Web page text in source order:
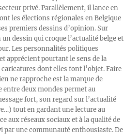
privé. Parallèlement, il lance en
les élections régionales en Belgique
premiers dessins d’opinion. Sur
dessin qui croque l’actualité belge et
Les personnalités politiques
apprécient pourtant le sens de la
dont elles font l’objet. Faire
ne rapproche est la marque de
entre deux mondes permet au
fort, son regard sur l’actualité
tout en gardant une lecture au
aux réseaux sociaux et à la qualité de
par une communauté enthousiaste. De